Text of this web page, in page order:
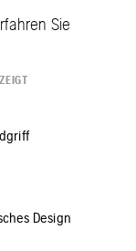
Sie
Design